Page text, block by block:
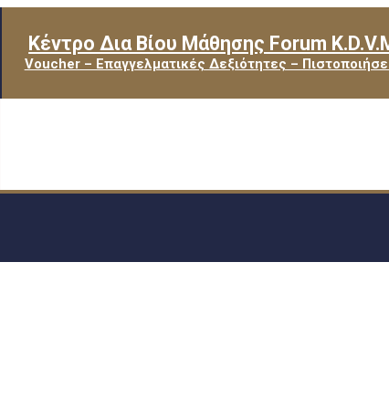
Κέντρο Δια Βίου Μάθησης Forum
Voucher – Επαγγελματικές Δεξιότητες –